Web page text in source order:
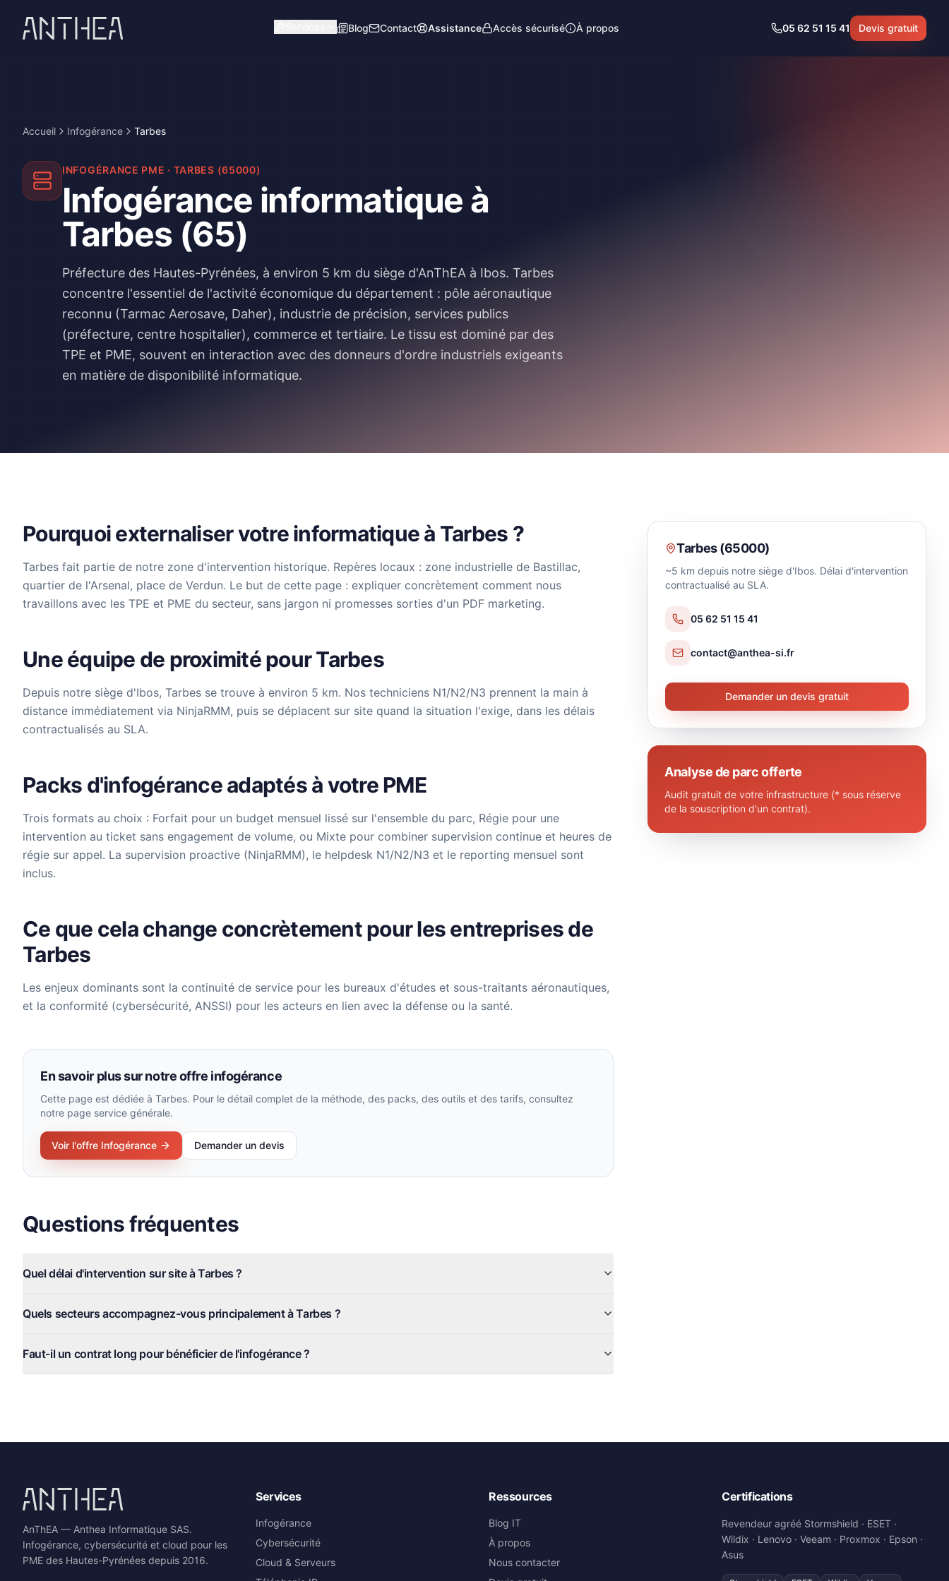
Blog Contact Assistance Accès sécurisé À propos 05 62 51 15 41 Devis gratuit
Accueil Infogérance Tarbes
INFOGÉRANCE PME · TARBES (65000)
Infogérance informatique à
Tarbes (65)
Préfecture des Hautes-Pyrénées, à environ 5 km du siège d'AnThEA à Ibos. Tarbes
concentre l'essentiel de l'activité économique du département : pôle aéronautique
reconnu (Tarmac Aerosave, Daher), industrie de précision, services publics
(préfecture, centre hospitalier), commerce et tertiaire. Le tissu est dominé par des
TPE et PME, souvent en interaction avec des donneurs d'ordre industriels exigeants
en matière de disponibilité informatique.
Pourquoi externaliser votre informatique à Tarbes ?
Tarbes fait partie de notre zone d'intervention historique. Repères locaux : zone industrielle de Bastillac,
quartier de l'Arsenal, place de Verdun. Le but de cette page : expliquer concrètement comment nous
travaillons avec les TPE et PME du secteur, sans jargon ni promesses sorties d'un PDF marketing.
Une équipe de proximité pour Tarbes
Depuis notre siège d'Ibos, Tarbes se trouve à environ 5 km. Nos techniciens N1/N2/N3 prennent la main à
distance immédiatement via NinjaRMM, puis se déplacent sur site quand la situation l'exige, dans les délais
contractualisés au SLA.
Packs d'infogérance adaptés à votre PME
Trois formats au choix : Forfait pour un budget mensuel lissé sur l'ensemble du parc, Régie pour une
intervention au ticket sans engagement de volume, ou Mixte pour combiner supervision continue et heures de
régie sur appel. La supervision proactive (NinjaRMM), le helpdesk N1/N2/N3 et le reporting mensuel sont
inclus.
Ce que cela change concrètement pour les entreprises de
Tarbes
Les enjeux dominants sont la continuité de service pour les bureaux d'études et sous-traitants aéronautiques,
et la conformité (cybersécurité, ANSSI) pour les acteurs en lien avec la défense ou la santé.
En savoir plus sur notre offre infogérance
Cette page est dédiée à Tarbes. Pour le détail complet de la méthode, des packs, des outils et des tarifs, consultez
notre page service générale.
Voir l'offre Infogérance Demander un devis
Questions fréquentes
Quel délai d'intervention sur site à Tarbes ?
Quels secteurs accompagnez-vous principalement à Tarbes ?
Faut-il un contrat long pour bénéficier de l'infogérance ?
Tarbes(65000)
~5 km depuis notre siège d'Ibos. Délai d'intervention
contractualisé au SLA.
05 62 51 15 41
contact@anthea-si.fr
Demander un devis gratuit
Analyse de parc offerte
Audit gratuit de votre infrastructure (* sous réserve
de la souscription d'un contrat).
AnThEA — Anthea Informatique SAS.
Infogérance, cybersécurité et cloud pour les
PME des Hautes-Pyrénées depuis 2016.
Services
Infogérance
Cybersécurité
Cloud & Serveurs
Ressources
Blog IT
À propos
Nous contacter
Certifications
Revendeur agréé Stormshield · ESET ·
Wildix · Lenovo · Veeam · Proxmox · Epson ·
Asus